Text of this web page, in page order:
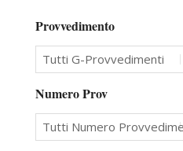
Provvedimento
Numero Prov